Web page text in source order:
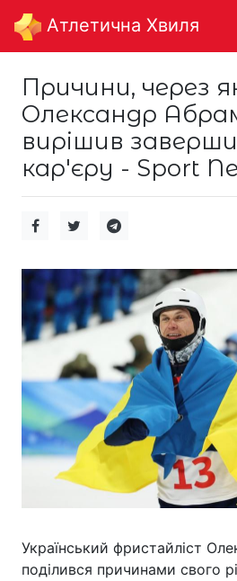
Aтлетична Хвиля
Причини, через
Олександр
вирішив
кар'єру - Sport
Український фристайліст
поділився причинами свого